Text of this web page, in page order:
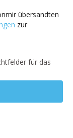
übersandten
zur
für das